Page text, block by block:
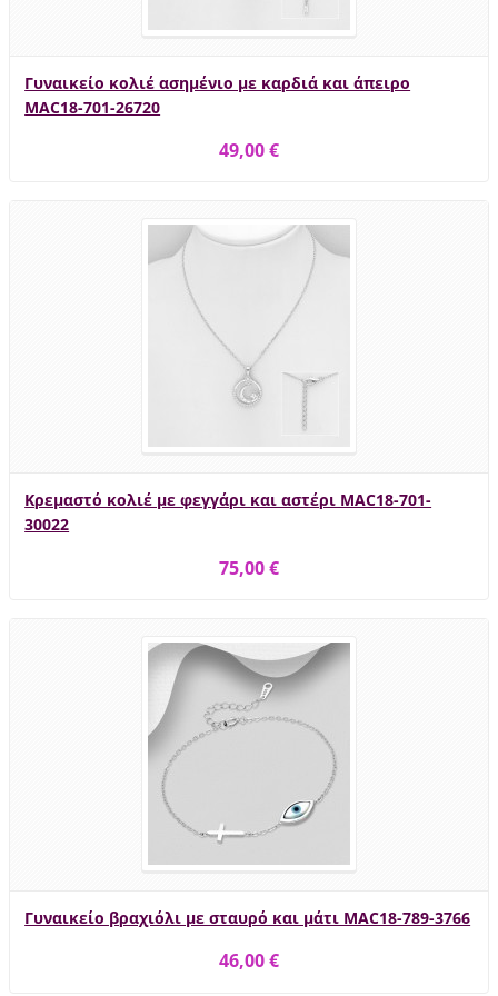
Γυναικείο κολιέ ασημένιο με καρδιά και άπειρο
MAC18-701-26720
49,00 €
Κρεμαστό κολιέ με φεγγάρι και αστέρι MAC18-701-
30022
75,00 €
Γυναικείο βραχιόλι με σταυρό και μάτι MAC18-789-3766
46,00 €